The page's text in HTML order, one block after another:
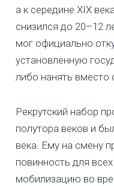
а к середине XIX
снизился до 20–12
мог официально
установленную
либо нанять вместо
Рекрутский набор
полутора веков и
века. Ему на смену
повинность для
мобилизацию во